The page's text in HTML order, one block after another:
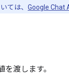
ては、 Google Chat
渡します。